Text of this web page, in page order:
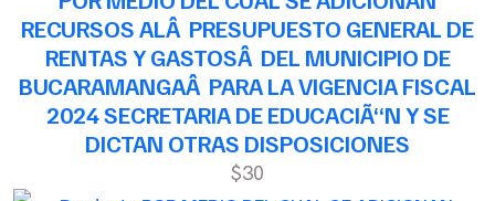
RECURSOS ALÂ PRESUPUESTO GENERAL DE
RENTAS Y GASTOSÂ DEL MUNICIPIO DE
BUCARAMANGAÂ PARA LA VIGENCIA FISCAL
2024 SECRETARIA DE EDUCACIÃ“N Y SE
DICTAN OTRAS DISPOSICIONES
$30